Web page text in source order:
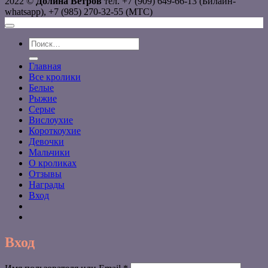
whatsapp), +7 (985) 270-32-55 (МТС)
Искать:
Главная
Все кролики
Белые
Рыжие
Серые
Вислоухие
Короткоухие
Девочки
Мальчики
О кроликах
Отзывы
Награды
Вход
Вход